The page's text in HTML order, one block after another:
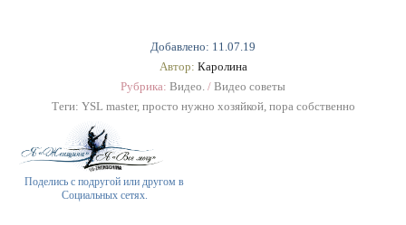
Добавлено: 11.07.19
Автор: Каролина
Рубрика: Видео. / Видео советы
Теги: YSL master, просто нужно хозяйкой, пора собственно
Поделись с подругой или другом в
Социальных сетях.